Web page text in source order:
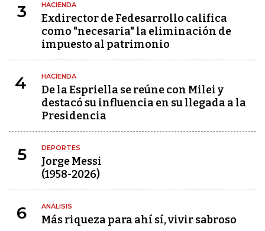
3 HACIENDA
Exdirector de Fedesarrollo califica
como "necesaria" la eliminación de
impuesto al patrimonio
4 HACIENDA
De la Espriella se reúne con Milei y
destacó su influencia en su llegada a la
Presidencia
5 DEPORTES
Jorge Messi
(1958-2026)
6 ANÁLISIS
Más riqueza para ahí sí, vivir sabroso